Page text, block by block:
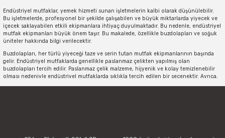
Endüstriyel mutfaklar, yemek hizmeti sunan işletmelerin kalbi olarak düşünülebilir.
Bu işletmelerde, profesyonel bir şekilde çalışabilen ve büyük miktarlarda yiyecek ve
içecek saklayabilen etkili ekipmanlara ihtiyaç duyulmaktadır. Bu nedenle, endüstriyel
mutfak ekipmanları büyük önem taşır. Bu makalede, özellikle buzdolapları ve soğuk
üniteler hakkında bilgi verilecektir.
Buzdolapları, her türlü yiyeceği taze ve serin tutan mutfak ekipmanlarının başında
gelir. Endüstriyel mutfaklarda genellikle paslanmaz çelikten yapılmış olan
buzdolapları tercih edilir. Paslanmaz çelik malzeme, hijyenik ve kolay temizlenebilir
olması nedeniyle endüstriyel mutfaklarda sıklıkla tercih edilen bir seçenektir. Ayrıca,